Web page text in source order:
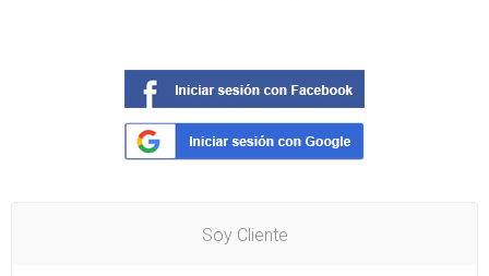
Soy Cliente